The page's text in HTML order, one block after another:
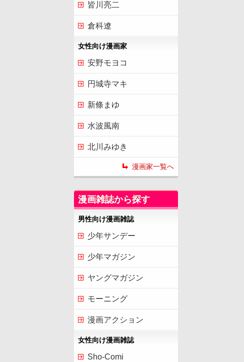
皆川亮二
倉科遼
女性向け漫画家
安野モヨコ
円城寺マキ
新條まゆ
水波風南
北川みゆき
漫画家一覧へ
漫画雑誌から探す
男性向け漫画雑誌
少年サンデー
少年マガジン
ヤングマガジン
モーニング
漫画アクション
女性向け漫画雑誌
Sho-Comi